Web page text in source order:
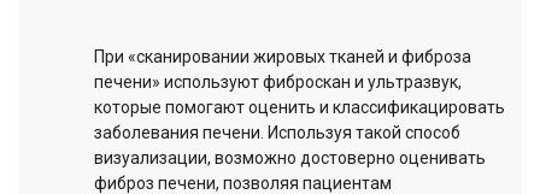
При «сканировании жировых тканей и фиброза
печени» используют фиброскан и ультразвук,
которые помогают оценить и классификацировать
заболевания печени. Используя такой способ
визуализации, возможно достоверно оценивать
фиброз печени, позволяя пациентам